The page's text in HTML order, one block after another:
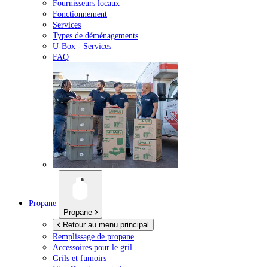
Fournisseurs locaux
Fonctionnement
Services
Types de déménagements
U-Box - Services
FAQ
Propane
Propane
Retour au menu principal
Remplissage de propane
Accessoires pour le gril
Grils et fumoirs